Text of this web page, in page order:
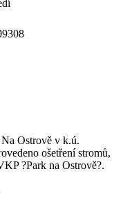
Ostrově v k.ú.
ošetření stromů,
?Park na Ostrově?.